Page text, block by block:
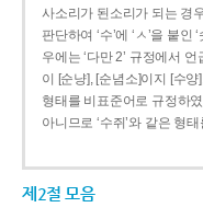
사소리가 된소리가 되는 경
판단하여 ‘수’에 ‘ㅅ’을 붙
우에는 ‘다만 2’ 규정에서
이 [순냥], [순념소]이지 [수양
형태를 비표준어로 규정하
아니므로 ‘수쥐’와 같은 형
제2절 모음